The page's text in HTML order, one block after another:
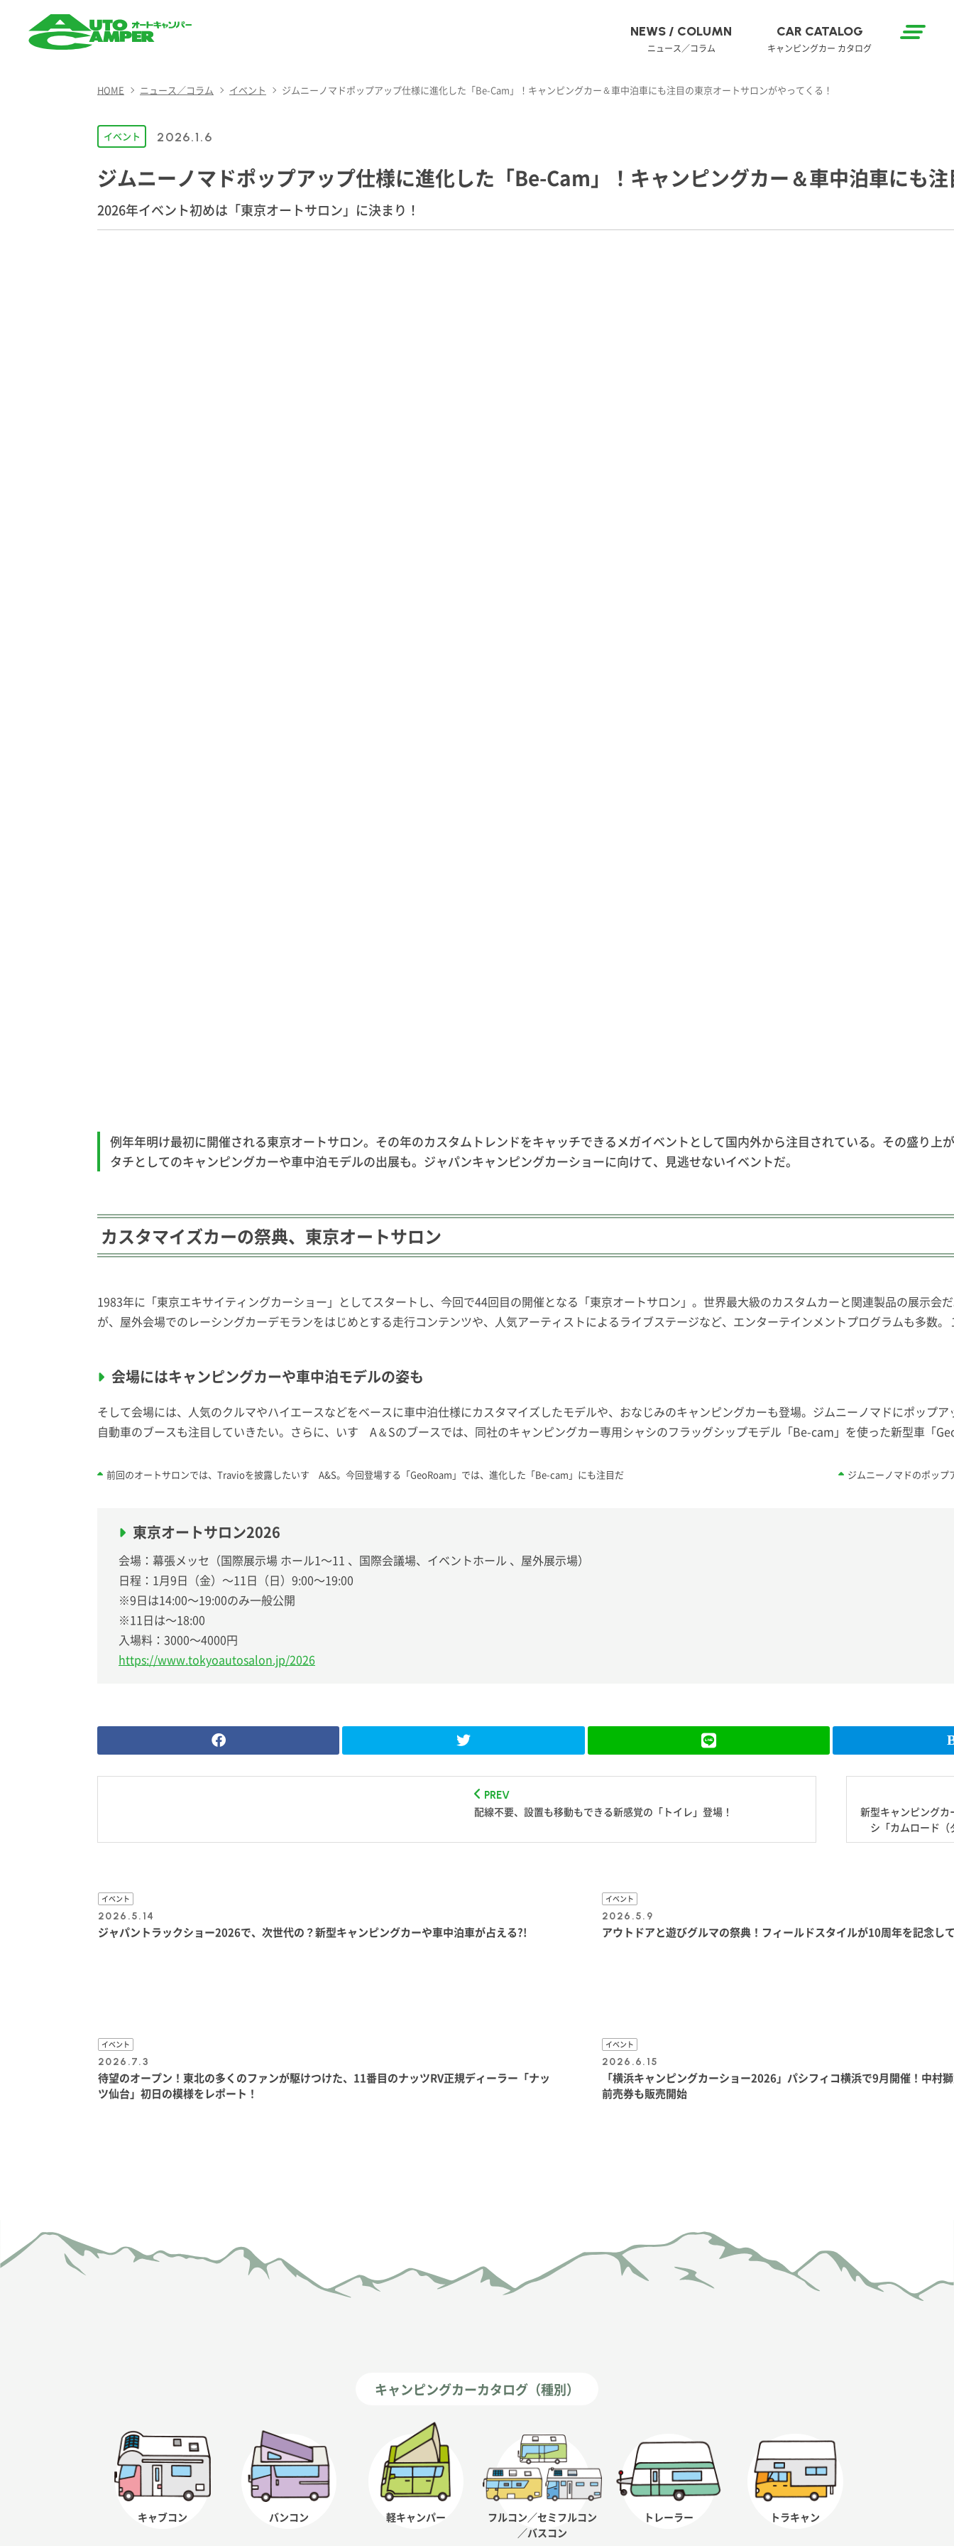
キャンパー）
NEWS / COLUMN
ニュース／コラム
CAR CATALOG
キャンピングカー カタログ
HOME ニュース／コラム イベント ジムニーノマドポップアップ仕様に進化した「Be-Cam」！キャンピングカー＆車中泊車にも注目の東京オートサロンがやってくる！
イベント 2026.1.6
ジムニーノマドポップアップ仕様に進化した「Be-Cam」！キャンピングカー＆車中泊車にも
2026年イベント初めは「東京オートサロン」に決まり！
例年年明け最初に開催される東京オートサロン。その年のカスタムトレンドをキャッチできるメガイベントとして国内外から注目されている。その盛り
タチとしてのキャンピングカーや車中泊モデルの出展も。ジャパンキャンピングカーショーに向けて、見逃せないイベントだ。
カスタマイズカーの祭典、東京オートサロン
1983年に「東京エキサイティングカーショー」としてスタートし、今回で44回目の開催となる「東京オートサロン」。世界最大級のカスタムカーと関連製品の展示
が、屋外会場でのレーシングカーデモランをはじめとする走行コンテンツや、人気アーティストによるライブステージなど、エンターテインメントプログラムも多数
会場にはキャンピングカーや車中泊モデルの姿も
そして会場には、人気のクルマやハイエースなどをベースに車中泊仕様にカスタマイズしたモデルや、おなじみのキャンピングカーも登場。ジムニーノマドにポッ
自動車のブースも注目していきたい。さらに、いすゞA＆Sのブースでは、同社のキャンピングカー専用シャシのフラッグシップモデル「Be-cam」を使った新型車「
前回のオートサロンでは、Travioを披露したいすゞA&S。今回登場する 「GeoRoam」では、進化した 「Be-cam」にも注目だ ジムニーノマドのポップ
東京オートサロン2026
会場：幕張メッセ（国際展示場 ホール1〜11 、国際会議場、イベントホール 、屋外展示場）
日程：1月9日（金）〜11日（日）9:00〜19:00
※9日は14:00〜19:00のみ一般公開
※11日は〜18:00
入場料：3000〜4000円
https://www.tokyoautosalon.jp/2026
PREV
配線不要、設置も移動もできる新感覚の「トイレ」登場！
新型キャンピング
シ「カムロード
イベント
2026.5.14
ジャパントラックショー2026で、次世代の？新型キャンピングカーや車中泊車が占える?!
イベント
2026.5.9
アウトドアと遊びグルマの祭典！フィールドスタイルが10周年を記念し
イベント
2026.7.3
待望のオープン！東北の多くのファンが駆けつけた、11番目のナッツRV正規ディーラー「ナッ
ツ仙台」初日の模様をレポート！
イベント
2026.6.15
「横浜キャンピングカーショー2026」パシフィコ横浜で9月開催！中村
前売券も販売開始
キャンピングカーカタログ（種別）
キャブコン バンコン 軽キャンパー
フルコン／セミフルコン
／バスコン
トレーラー トラキャン